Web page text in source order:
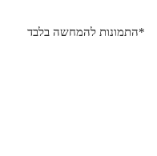
*התמונות להמחשה בלבד